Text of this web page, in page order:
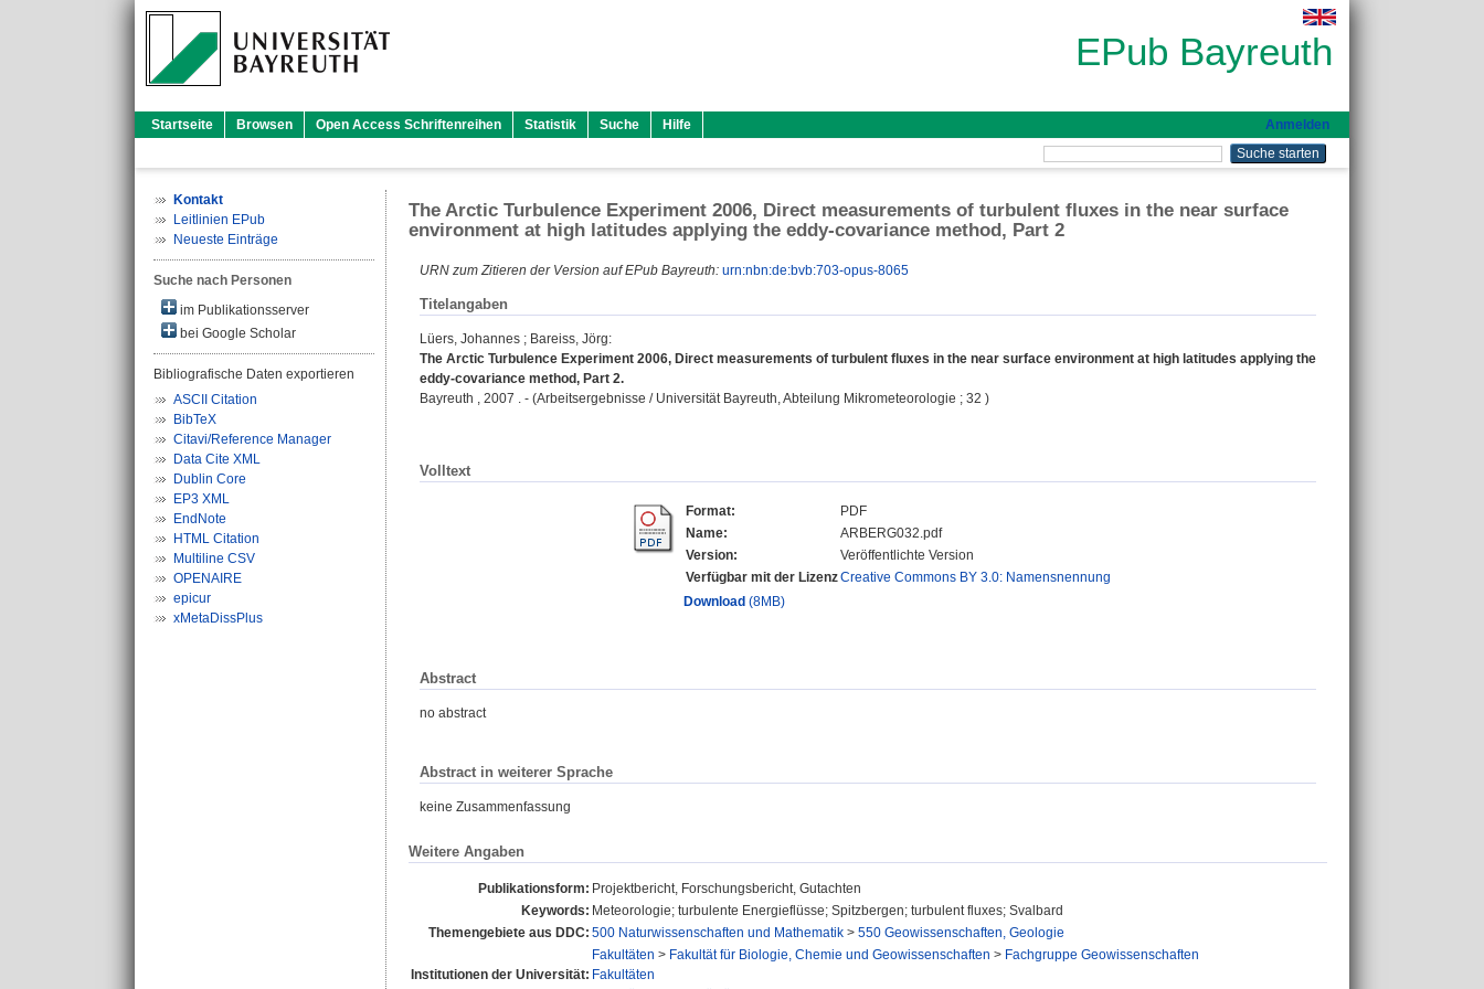
EPub Bayreuth
Startseite Browsen Open Access Schriftenreihen Statistik Suche Hilfe Anmelden
Kontakt
Leitlinien EPub
Neueste Einträge
Suche nach Personen
im Publikationsserver
bei Google Scholar
Bibliografische Daten exportieren
ASCII Citation
BibTeX
Citavi/Reference Manager
Data Cite XML
Dublin Core
EP3 XML
EndNote
HTML Citation
Multiline CSV
OPENAIRE
epicur
xMetaDissPlus
The Arctic Turbulence Experiment 2006, Direct measurements of turbulent fluxes in the near surface
environment at high latitudes applying the eddy-covariance method, Part 2
URN zum Zitieren der Version auf EPub Bayreuth: urn:nbn:de:bvb:703-opus-8065
Titelangaben
Lüers, Johannes ; Bareiss, Jörg:
The Arctic Turbulence Experiment 2006, Direct measurements of turbulent fluxes in the near surface environment at high latitudes applying the
eddy-covariance method, Part 2.
Bayreuth , 2007 . - (Arbeitsergebnisse / Universität Bayreuth, Abteilung Mikrometeorologie ; 32 )
Volltext
Format:
PDF
Name:
ARBERG032.pdf
Version:
Veröffentlichte Version
Verfügbar mit der LizenzCreative Commons BY 3.0: Namensnennung
Download (8MB)
Abstract
no abstract
Abstract in weiterer Sprache
keine Zusammenfassung
Weitere Angaben
Publikationsform: Projektbericht, Forschungsbericht, Gutachten
Keywords: Meteorologie; turbulente Energieflüsse; Spitzbergen; turbulent fluxes; Svalbard
Themengebiete aus DDC: 500 Naturwissenschaften und Mathematik > 550 Geowissenschaften, Geologie
Institutionen der Universität:
Fakultäten > Fakultät für Biologie, Chemie und Geowissenschaften > Fachgruppe Geowissenschaften
Fakultäten